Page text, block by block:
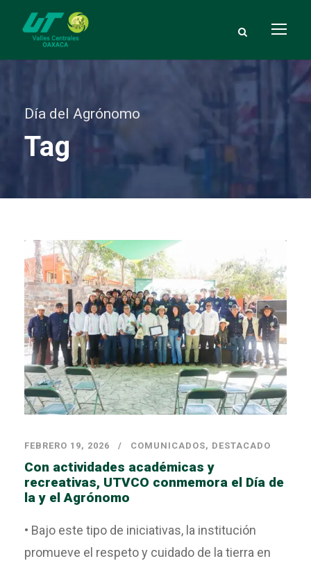
Día del Agrónomo
Tag
FEBRERO 19, 2026 COMUNICADOS, DESTACADO
Con actividades académicas y
recreativas, UTVCO conmemora el Día de
la y el Agrónomo
• Bajo este tipo de iniciativas, la institución
promueve el respeto y cuidado de la tierra en